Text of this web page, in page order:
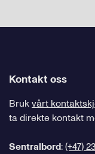
Kontakt oss
Brukvårt
ta direkte kontakt
Sentralbord:(+47)